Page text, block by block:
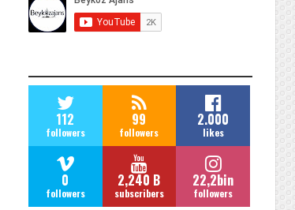
112
followers
99
followers
2.000
likes
0
followers
2,240 B
subscribers
22,2bin
followers